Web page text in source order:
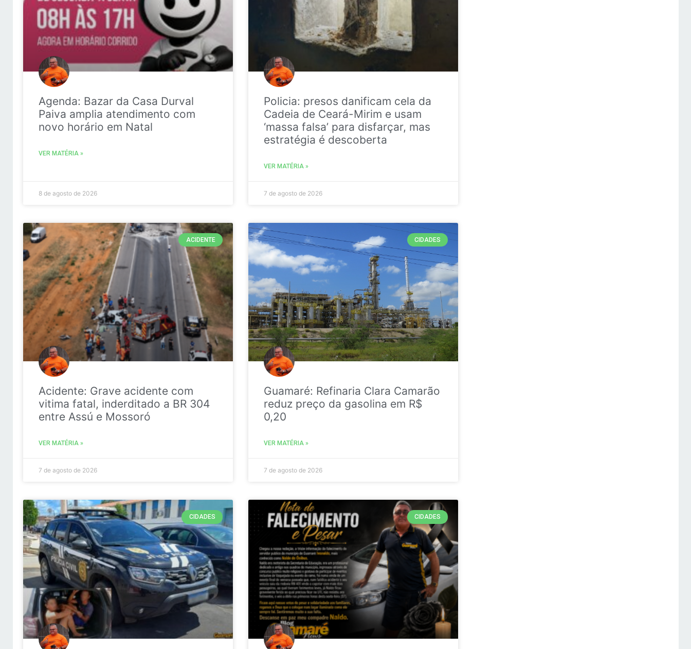
Agenda: Bazar da Casa Durval
Paiva amplia atendimento com
novo horário em Natal
VER MATÉRIA »
8 de agosto de 2026
Policia: presos danificam cela da
Cadeia de Ceará-Mirim e usam
‘massa falsa’ para disfarçar, mas
estratégia é descoberta
VER MATÉRIA »
7 de agosto de 2026
ACIDENTE
Acidente: Grave acidente com
vitima fatal, inderditado a BR 304
entre Assú e Mossoró
VER MATÉRIA »
7 de agosto de 2026
CIDADES
Guamaré: Refinaria Clara Camarão
reduz preço da gasolina em R$
0,20
VER MATÉRIA »
7 de agosto de 2026
CIDADES CIDADES